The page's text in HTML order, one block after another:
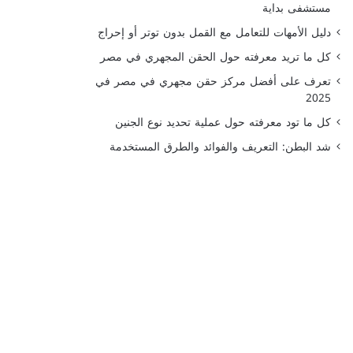
مستشفى بداية
دليل الأمهات للتعامل مع القمل بدون توتر أو إحراج
كل ما تريد معرفته حول الحقن المجهري في مصر
تعرف على أفضل مركز حقن مجهري في مصر في
2025
كل ما تود معرفته حول عملية تحديد نوع الجنين
شد البطن: التعريف والفوائد والطرق المستخدمة